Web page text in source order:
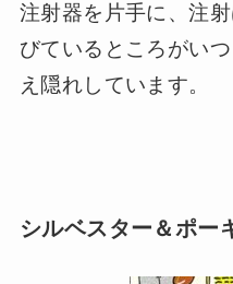
注射器を片手に、注
びているところがい
え隠れしています。
シルベスター＆ポー